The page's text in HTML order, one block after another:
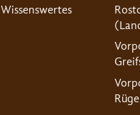
Wissenswertes